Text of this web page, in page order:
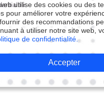
utilise des cookies ou des
pour améliorer votre
des recommandations
à utiliser notre site web,
de confidentialité.
Accepter